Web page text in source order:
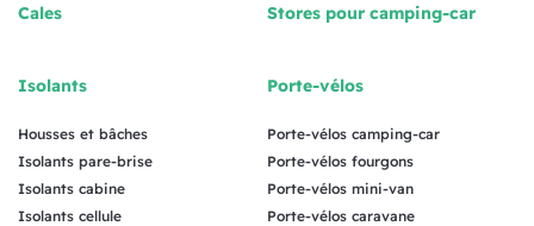
Cales
Isolants
Housses et bâches
Isolants pare-brise
Isolants cabine
Isolants cellule
Stores pour camping-car
Porte-vélos
Porte-vélos camping-car
Porte-vélos fourgons
Porte-vélos mini-van
Porte-vélos caravane